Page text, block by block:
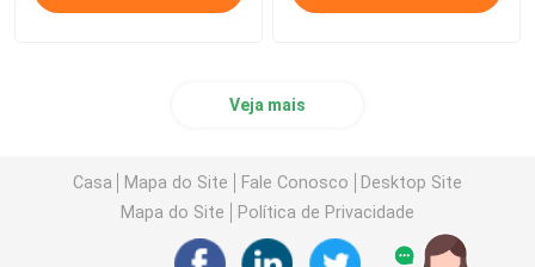
Veja mais
Casa Mapa do Site Fale Conosco
Desktop Site
Mapa do Site
Política de Privacidade